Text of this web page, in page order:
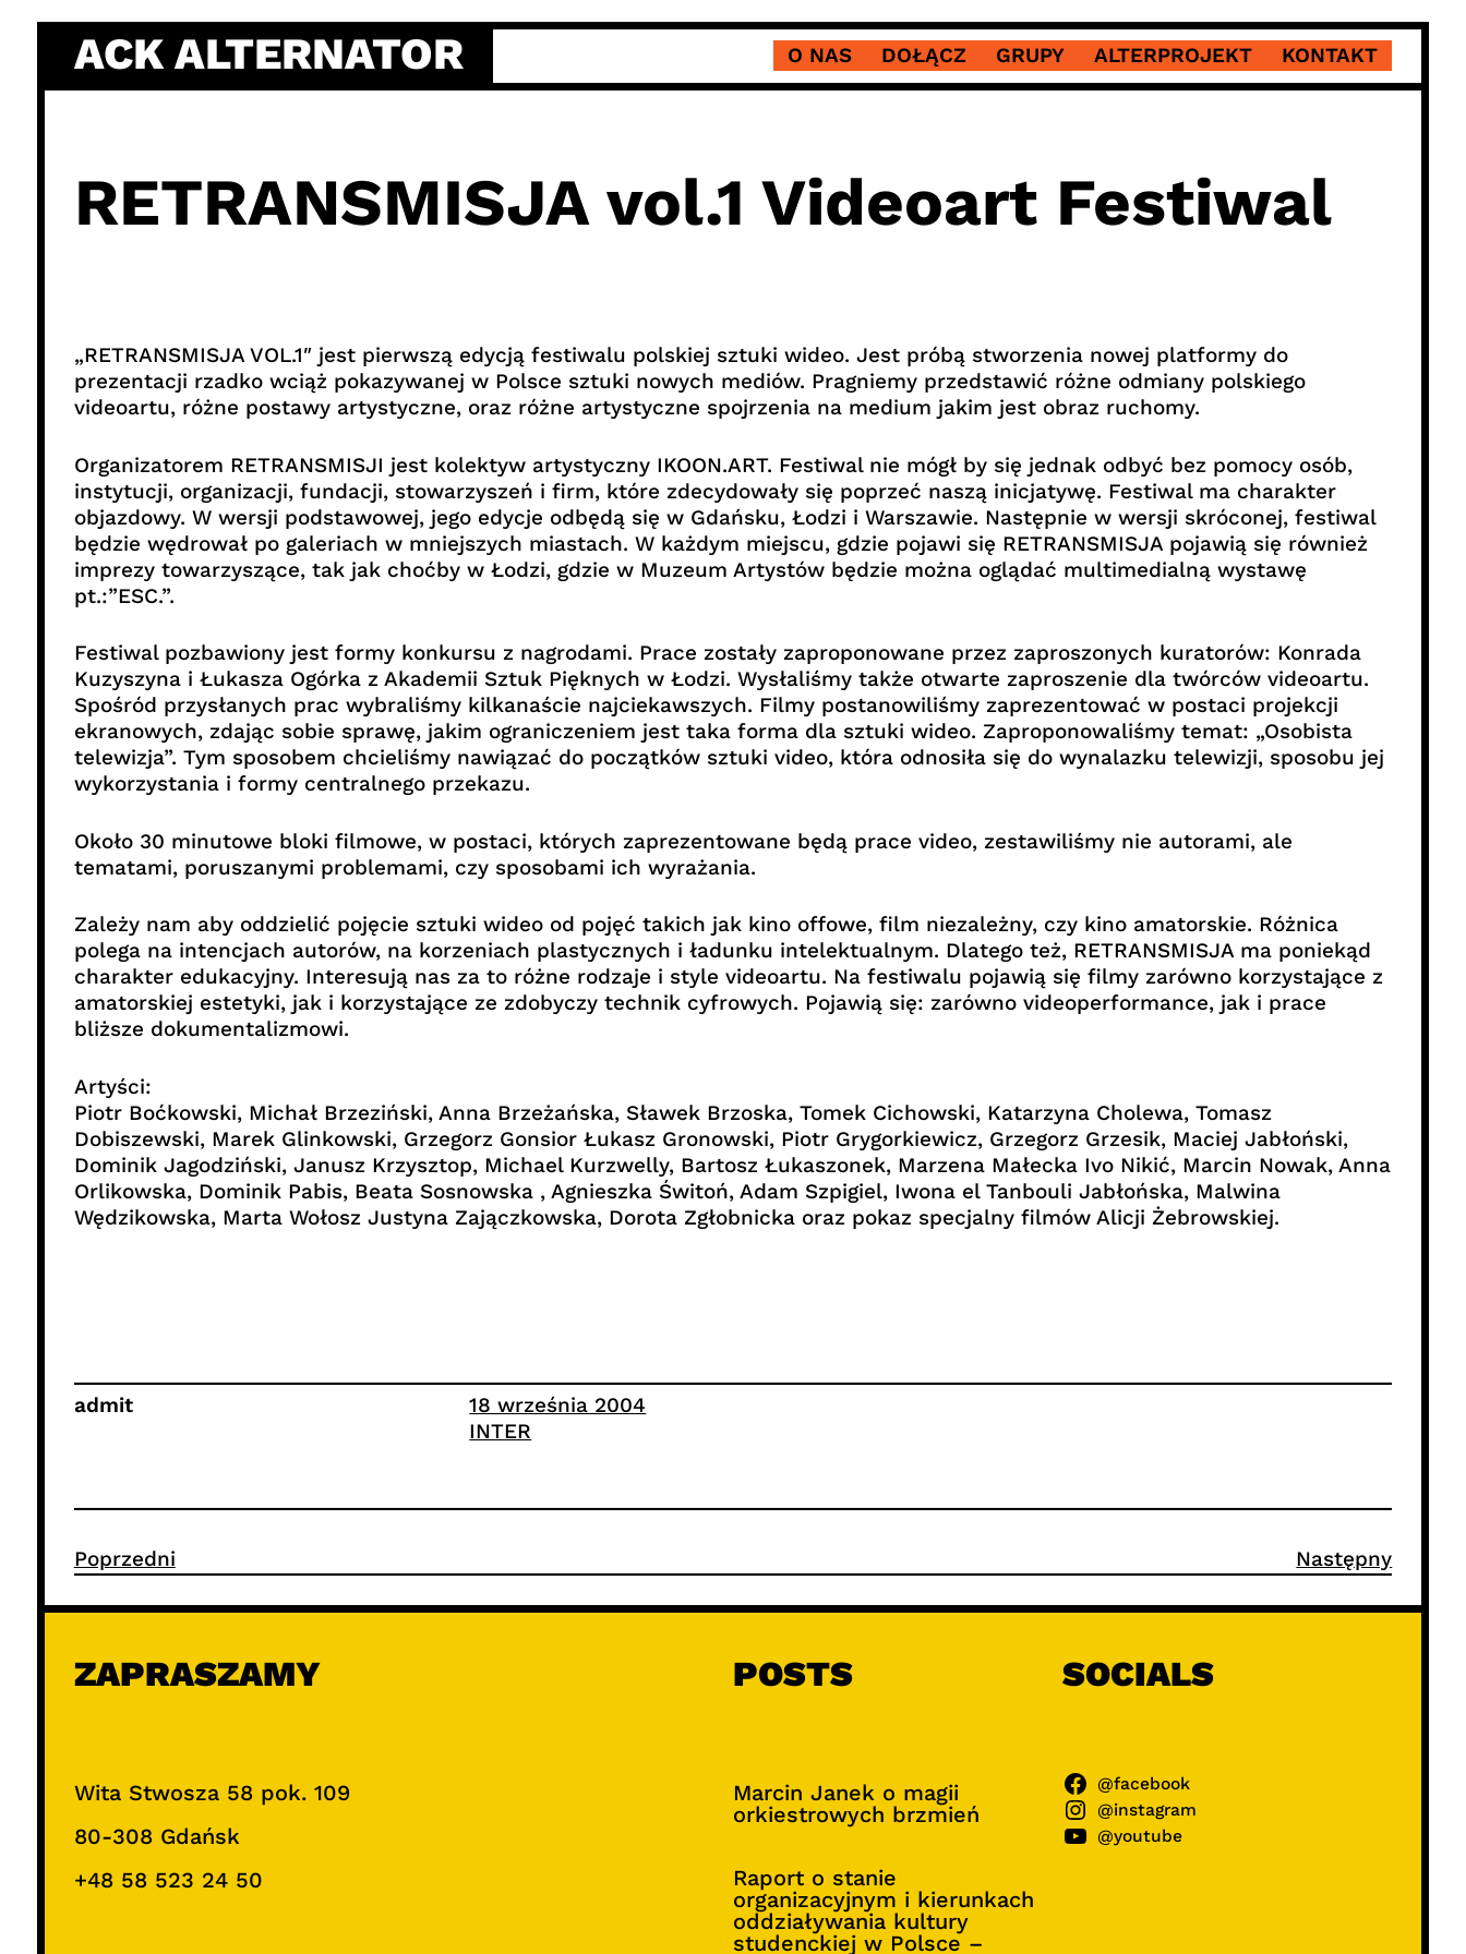
content
ACK ALTERNATOR O NAS DOŁĄCZ GRUPY ALTERPROJEKT KONTAKT
RETRANSMISJA vol.1 Videoart Festiwal
„RETRANSMISJA VOL.1″ jest pierwszą edycją festiwalu polskiej sztuki wideo. Jest próbą stworzenia nowej platformy do
prezentacji rzadko wciąż pokazywanej w Polsce sztuki nowych mediów. Pragniemy przedstawić różne odmiany polskiego
videoartu, różne postawy artystyczne, oraz różne artystyczne spojrzenia na medium jakim jest obraz ruchomy.
Organizatorem RETRANSMISJI jest kolektyw artystyczny IKOON.ART. Festiwal nie mógł by się jednak odbyć bez pomocy osób,
instytucji, organizacji, fundacji, stowarzyszeń i firm, które zdecydowały się poprzeć naszą inicjatywę. Festiwal ma charakter
objazdowy. W wersji podstawowej, jego edycje odbędą się w Gdańsku, Łodzi i Warszawie. Następnie w wersji skróconej, festiwal
będzie wędrował po galeriach w mniejszych miastach. W każdym miejscu, gdzie pojawi się RETRANSMISJA pojawią się również
imprezy towarzyszące, tak jak choćby w Łodzi, gdzie w Muzeum Artystów będzie można oglądać multimedialną wystawę
pt.:”ESC.”.
Festiwal pozbawiony jest formy konkursu z nagrodami. Prace zostały zaproponowane przez zaproszonych kuratorów: Konrada
Kuzyszyna i Łukasza Ogórka z Akademii Sztuk Pięknych w Łodzi. Wysłaliśmy także otwarte zaproszenie dla twórców videoartu.
Spośród przysłanych prac wybraliśmy kilkanaście najciekawszych. Filmy postanowiliśmy zaprezentować w postaci projekcji
ekranowych, zdając sobie sprawę, jakim ograniczeniem jest taka forma dla sztuki wideo. Zaproponowaliśmy temat: „Osobista
telewizja”. Tym sposobem chcieliśmy nawiązać do początków sztuki video, która odnosiła się do wynalazku telewizji, sposobu jej
wykorzystania i formy centralnego przekazu.
Około 30 minutowe bloki filmowe, w postaci, których zaprezentowane będą prace video, zestawiliśmy nie autorami, ale
tematami, poruszanymi problemami, czy sposobami ich wyrażania.
Zależy nam aby oddzielić pojęcie sztuki wideo od pojęć takich jak kino offowe, film niezależny, czy kino amatorskie. Różnica
polega na intencjach autorów, na korzeniach plastycznych i ładunku intelektualnym. Dlatego też, RETRANSMISJA ma poniekąd
charakter edukacyjny. Interesują nas za to różne rodzaje i style videoartu. Na festiwalu pojawią się filmy zarówno korzystające z
amatorskiej estetyki, jak i korzystające ze zdobyczy technik cyfrowych. Pojawią się: zarówno videoperformance, jak i prace
bliższe dokumentalizmowi.
Artyści:
Piotr Boćkowski, Michał Brzeziński, Anna Brzeżańska, Sławek Brzoska, Tomek Cichowski, Katarzyna Cholewa, Tomasz
Dobiszewski, Marek Glinkowski, Grzegorz Gonsior Łukasz Gronowski, Piotr Grygorkiewicz, Grzegorz Grzesik, Maciej Jabłoński,
Dominik Jagodziński, Janusz Krzysztop, Michael Kurzwelly, Bartosz Łukaszonek, Marzena Małecka Ivo Nikić, Marcin Nowak, Anna
Orlikowska, Dominik Pabis, Beata Sosnowska , Agnieszka Świtoń, Adam Szpigiel, Iwona el Tanbouli Jabłońska, Malwina
Wędzikowska, Marta Wołosz Justyna Zajączkowska, Dorota Zgłobnicka oraz pokaz specjalny filmów Alicji Żebrowskiej.
admit
18 września 2004
INTER
Poprzedni Następny
ZAPRASZAMY
Wita Stwosza 58 pok. 109
80-308 Gdańsk
+48 58 523 24 50
POSTS
Marcin Janek o magii
orkiestrowych brzmień
Raport o stanie
organizacyjnym i kierunkach
oddziaływania kultury
studenckiej w Polsce –
SOCIALS
@facebook
@instagram
@youtube